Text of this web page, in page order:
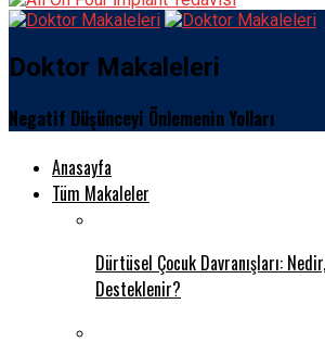
Doktor Makaleleri
Negatif Düşünceyi Önlemenin Yolları
Anasayfa
Tüm Makaleler
Dürtüsel Çocuk Davranışları:
Desteklenir?